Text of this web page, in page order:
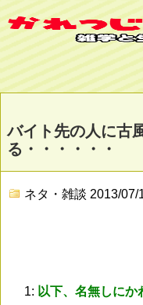
バイト先の人に古
る・・・・・・
ネタ・雑談 2013/07/
1: 以下、名無しに